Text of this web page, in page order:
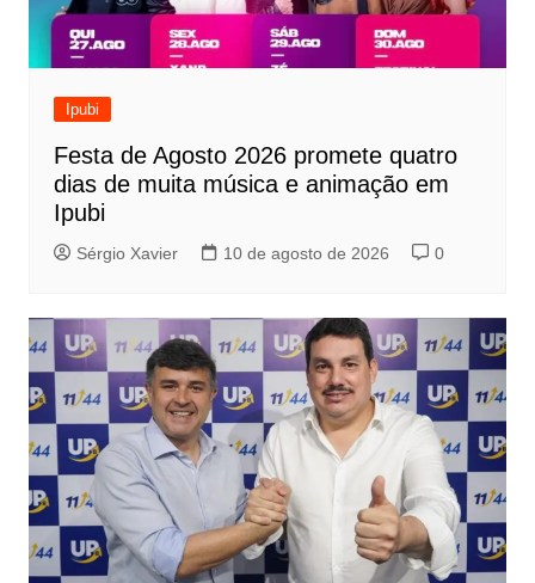
Ipubi
Festa de Agosto 2026 promete quatro
dias de muita música e animação em
Ipubi
Sérgio Xavier 10 de agosto de 2026 0